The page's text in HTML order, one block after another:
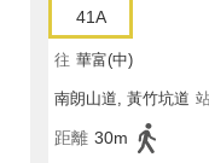
41A
往 華富(中)
南朗山道, 黃竹坑道
距離 30m